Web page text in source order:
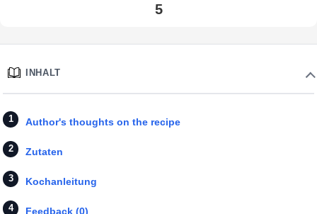
5
INHALT
Author's thoughts on the recipe
Zutaten
Kochanleitung
Feedback (0)